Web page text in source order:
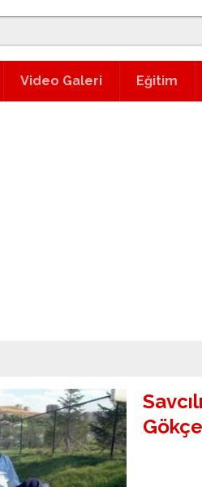
Video Galeri Eğitim